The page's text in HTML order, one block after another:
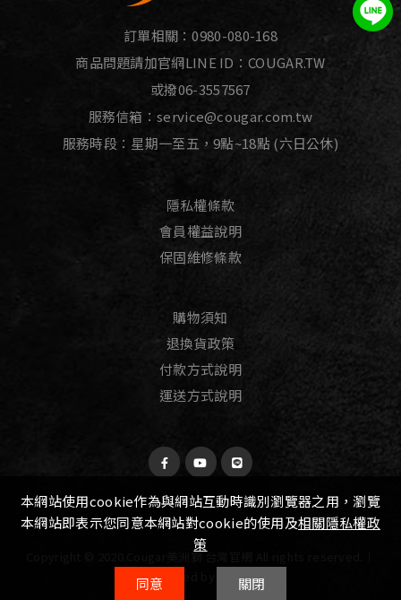
訂單相關：0980-080-168
商品問題請加官網LINE ID： COUGAR.TW
或撥06-3557567
服務信箱：service@cougar.com.tw
服務時段：星期一至五，9點~18點 (六日公休)
隱私權條款
會員權益說明
保固維修條款
購物須知
退換貨政策
付款方式說明
運送方式說明
Copyright © 2020.Cougar美洲獅 台灣官網 All rights reserved.│
Designed by
Witting
本網站使用cookie作為與網站互動時識別瀏覽器之用，瀏覽
本網站即表示您同意本網站對cookie的使用及相關隱私權政
策
同意 關閉